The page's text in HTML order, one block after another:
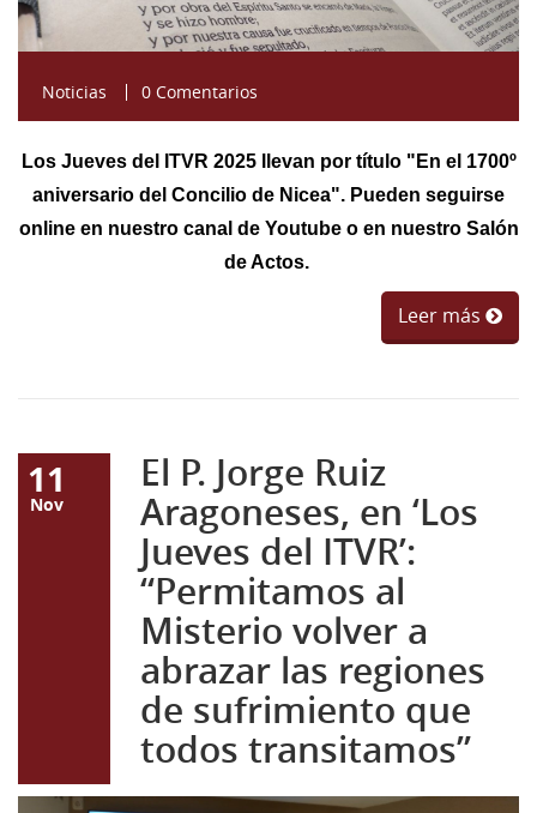
43 Semana (2014)
41 Semana (2012)
40 Semana (2011)
39 Semana (2010)
Noticias 0 Comentarios
Los Jueves del ITVR 2025 llevan por título "En el 1700º
aniversario del Concilio de Nicea". Pueden seguirse
online en nuestro canal de Youtube o en nuestro Salón
de Actos.
Leer más
11
Nov
El P. Jorge Ruiz
Aragoneses, en ‘Los
Jueves del ITVR’:
“Permitamos al
Misterio volver a
abrazar las regiones
de sufrimiento que
todos transitamos”